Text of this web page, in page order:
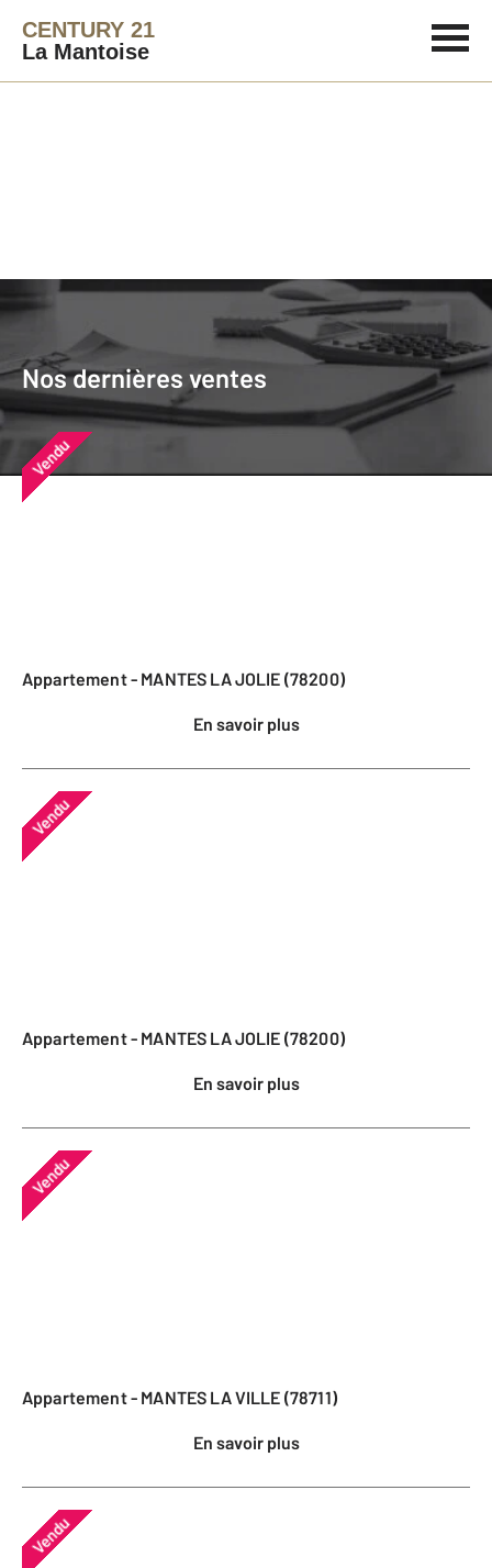
CENTURY 21
La Mantoise
Nos dernières ventes
Nos dernières ventes
Nos derniers biens vendus près de
chez vous
Vendu
Appartement - MANTES LA JOLIE (78200)
En savoir plus
Vendu
Appartement - MANTES LA JOLIE (78200)
En savoir plus
Vendu
Appartement - MANTES LA VILLE (78711)
En savoir plus
Vendu